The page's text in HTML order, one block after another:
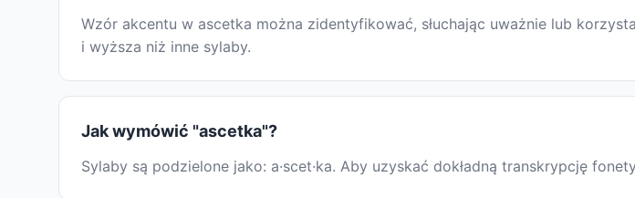
Wzór akcentu w ascetka można zidentyfikować, słuchając uważnie lub
i wyższa niż inne sylaby.
Jak wymówić "ascetka"?
Sylaby są podzielone jako: a·scet·ka. Aby uzyskać dokładną transkrypcję